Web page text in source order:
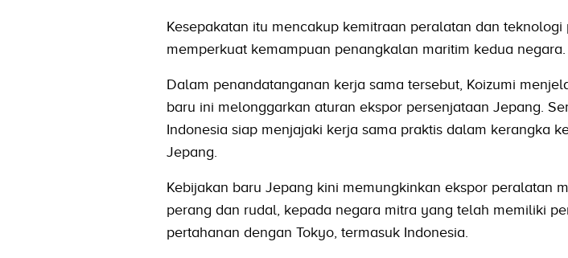
Kesepakatan itu mencakup kemitraan peralatan dan
memperkuat kemampuan penangkalan maritim kedua negara.
Dalam penandatanganan kerja sama tersebut, Koizumi
baru ini melonggarkan aturan ekspor persenjataan Jepang.
Indonesia siap menjajaki kerja sama praktis dalam kerangka
Jepang.
Kebijakan baru Jepang kini memungkinkan ekspor peralatan
perang dan rudal, kepada negara mitra yang telah memiliki
pertahanan dengan Tokyo, termasuk Indonesia.